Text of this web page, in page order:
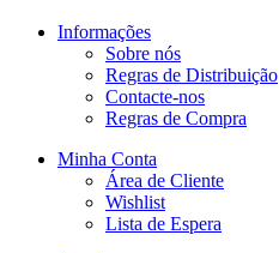
Informações
Sobre nós
Regras de Distribuição
Contacte-nos
Regras de Compra
Minha Conta
Área de Cliente
Wishlist
Lista de Espera